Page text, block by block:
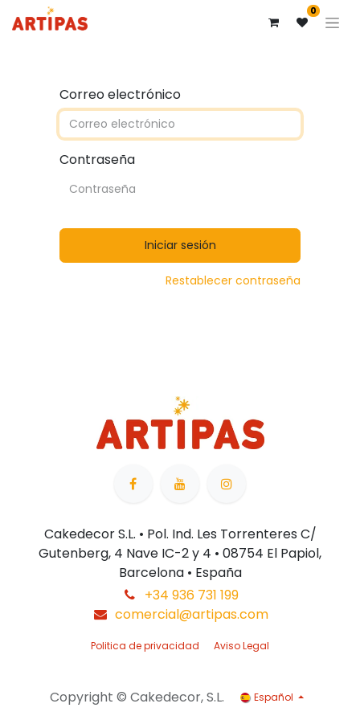
0
Correo electrónico
Contraseña
Iniciar sesión
Restablecer contraseña
Cakedecor S.L. • Pol. Ind. Les Torrenteres C/
Gutenberg, 4 Nave IC-2 y 4 • 08754 El Papiol,
Barcelona • España
+34 936 731 199
comercial@artipas.com
Politica de privacidad Aviso Legal
Copyright © Cakedecor, S.L. Español